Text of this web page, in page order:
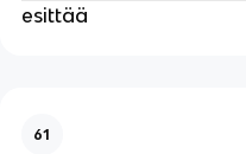
esittää
61